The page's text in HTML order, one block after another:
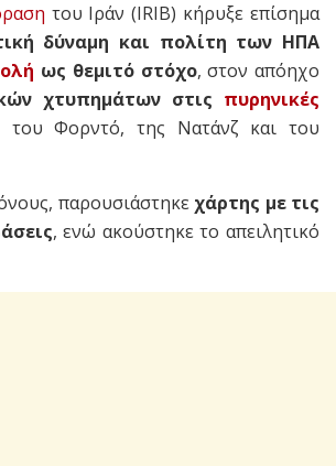
του Ιράν (IRIB) κήρυξε επίσημα
δύναμη και πολίτη των ΗΠΑ
ως θεμιτό στόχο, στον απόηχο
χτυπημάτων στις πυρηνικές
του Φορντό, της Νατάνζ και του
παρουσιάστηκε χάρτης με τις
, ενώ ακούστηκε το απειλητικό